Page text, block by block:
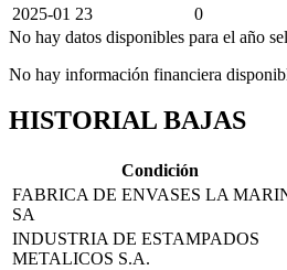
2025-01 23 0
No hay datos disponibles para el año
No hay información financiera
HISTORIAL BAJAS
Condición
FABRICA DE ENVASES LA
SA
INDUSTRIA DE ESTAMPADOS
METALICOS S.A.